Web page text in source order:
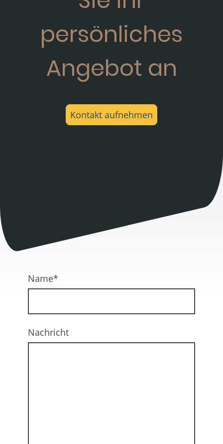
persönliches
Angebot an
Kontakt aufnehmen
Name*
Nachricht